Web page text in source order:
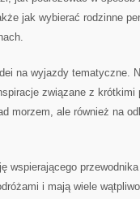
jak wybierać rodzinne
na wyjazdy tematyczne.
związane z krótkimi
morzem, ale również na
wspierającego
i mają wiele